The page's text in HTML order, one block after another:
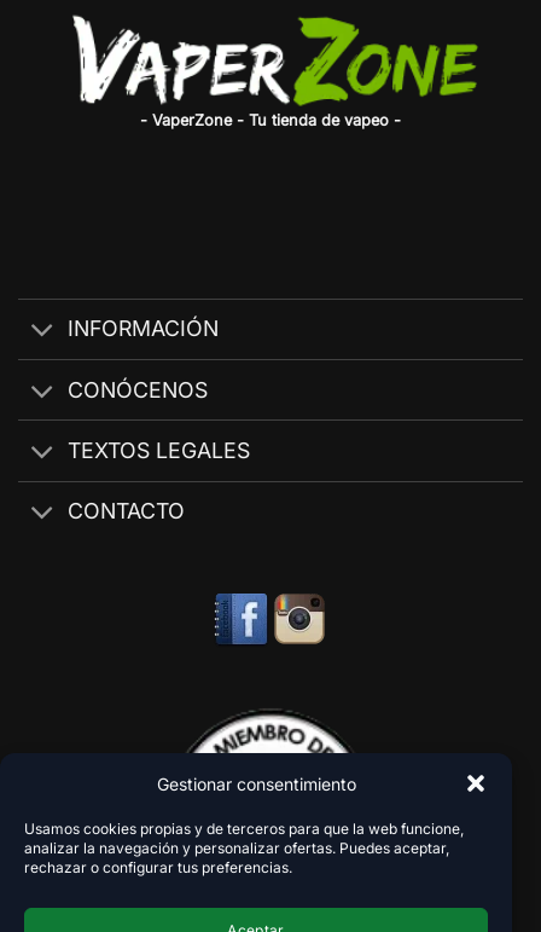
Gestionar consentimiento
Usamos cookies propias y de terceros para que la web funcione,
analizar la navegación y personalizar ofertas. Puedes aceptar,
rechazar o configurar tus preferencias.
- VaperZone - Tu tienda de vapeo -
INFORMACIÓN
CONÓCENOS
TEXTOS LEGALES
CONTACTO